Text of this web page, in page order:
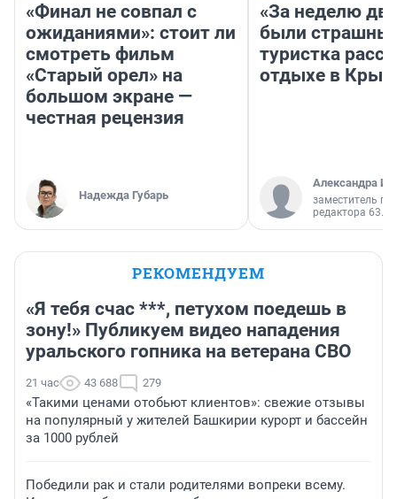
«Финал не совпал с
ожиданиями»: стоит ли
смотреть фильм
«Старый орел» на
большом экране —
честная рецензия
Надежда Губарь
«За неделю
были
туристка
отдыхе в
Александра
заместитель
редактора 63.RU
РЕКОМЕНДУЕМ
«Я тебя счас ***, петухом поедешь в
зону!» Публикуем видео нападения
уральского гопника на ветерана СВО
21 час 43 688 279
«Такими ценами отобьют клиентов»: свежие отзывы
на популярный у жителей Башкирии курорт и бассейн
за 1000 рублей
Победили рак и стали родителями вопреки всему.